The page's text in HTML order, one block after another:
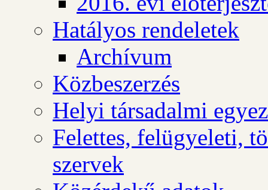
Hatályos rendeletek
Archívum
Közbeszerzés
Helyi társadalmi
Felettes, felügyeleti,
szervek